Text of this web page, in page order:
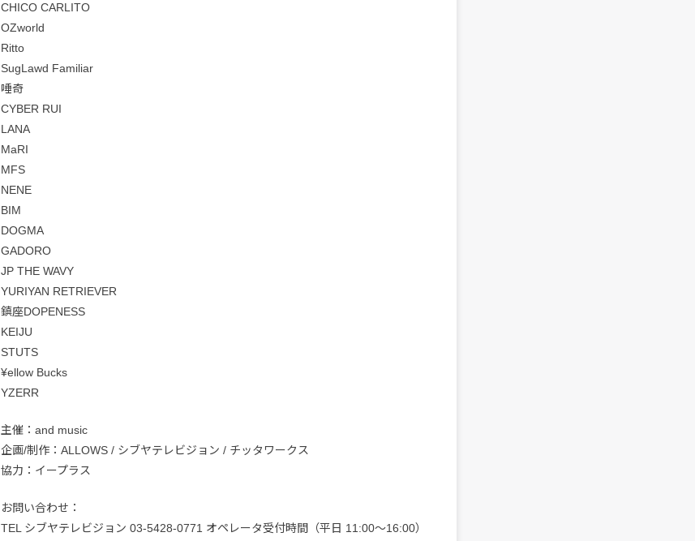
CHICO CARLITO
OZworld
Ritto
SugLawd Familiar
唾奇
CYBER RUI
LANA
MaRI
MFS
NENE
BIM
DOGMA
GADORO
JP THE WAVY
YURIYAN RETRIEVER
鎮座DOPENESS
KEIJU
STUTS
¥ellow Bucks
YZERR
主催：and music
企画/制作：ALLOWS / シブヤテレビジョン / チッタワークス
協力：イープラス
お問い合わせ：
TEL シブヤテレビジョン 03-5428-0771 オペレータ受付時間（平日 11:00〜16:00）